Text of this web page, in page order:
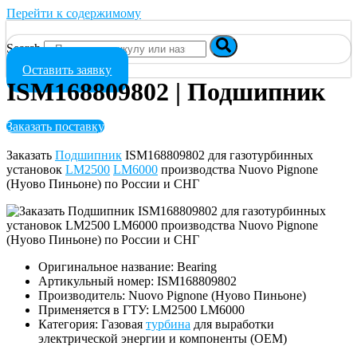
Перейти к содержимому
Search
Оставить заявку
ISM168809802 | Подшипник
Заказать поставку
Заказать Подшипник ISM168809802 для газотурбинных
установок LM2500 LM6000 производства Nuovo Pignone
(Нуово Пиньоне) по России и СНГ
Оригинальное название: Bearing
Артикульный номер: ISM168809802
Производитель: Nuovo Pignone (Нуово Пиньоне)
Применяется в ГТУ: LM2500 LM6000
Категория: Газовая турбина для выработки
электрической энергии и компоненты (OEM)